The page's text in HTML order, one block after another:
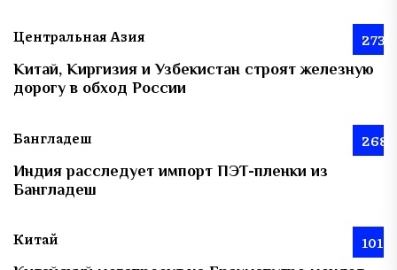
Центральная Азия 273
Китай, Киргизия и Узбекистан строят железную
дорогу в обход России
Бангладеш 268
Индия расследует импорт ПЭТ-пленки из
Бангладеш
Китай 101